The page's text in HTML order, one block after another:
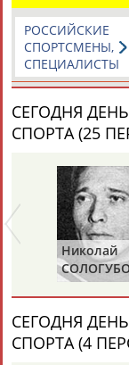
Каримжан
АБДРАХМАНОВ
Рамазан
АБДУЛАЕВ
Камалудин
АБДУЛДАУДОВ
РОССИЙСКИЕ
СПОРТСМЕНЫ,
СПЕЦИАЛИСТЫ
СЕГОДНЯ
СПОРТА (25
Николай
СЕГОДНЯ
СПОРТА (4